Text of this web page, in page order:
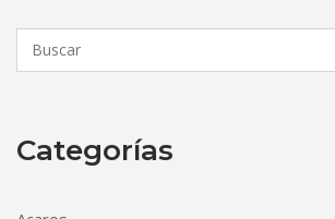
Categorías